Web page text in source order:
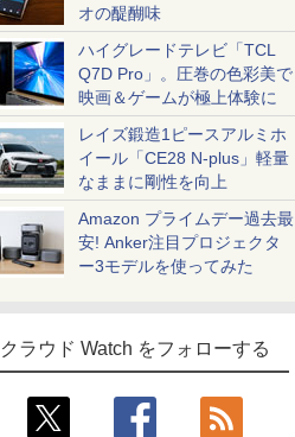
オの醍醐味
ハイグレードテレビ「TCL
Q7D Pro」。圧巻の色彩美で
映画＆ゲームが極上体験に
レイズ鍛造1ピースアルミホ
イール「CE28 N-plus」軽量
なままに剛性を向上
Amazon プライムデー過去最
安! Anker注目プロジェクタ
ー3モデルを使ってみた
クラウド Watch をフォローする